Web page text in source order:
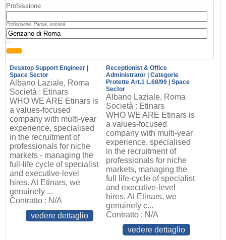
Professione
Professione, Parole, società
, ,
Desktop Support Engineer |
Space Sector
Albano Laziale, Roma
Società : Etinars
WHO WE ARE Etinars is
a values-focused
company with multi-year
experience, specialised
in the recruitment of
professionals for niche
markets - managing the
full-life cycle of specialist
and executive-level
hires. At Etinars, we
genuinely ...
Contratto : N/A
vedere dettaglio
Receptionist & Office
Administrator | Categorie
Protette Art.1 L.68/99 | Space
Sector
Albano Laziale, Roma
Società : Etinars
WHO WE ARE Etinars is
a values-focused
company with multi-year
experience, specialised
in the recruitment of
professionals for niche
markets, managing the
full life-cycle of specialist
and executive-level
hires. At Etinars, we
genuinely c...
Contratto : N/A
vedere dettaglio